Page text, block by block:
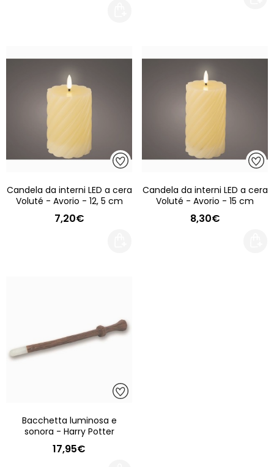
Candela da interni LED a cera
Voluté - Avorio - 12, 5 cm
7,20€
Candela da interni LED a cera
Voluté - Avorio - 15 cm
8,30€
Bacchetta luminosa e
sonora - Harry Potter
17,95€